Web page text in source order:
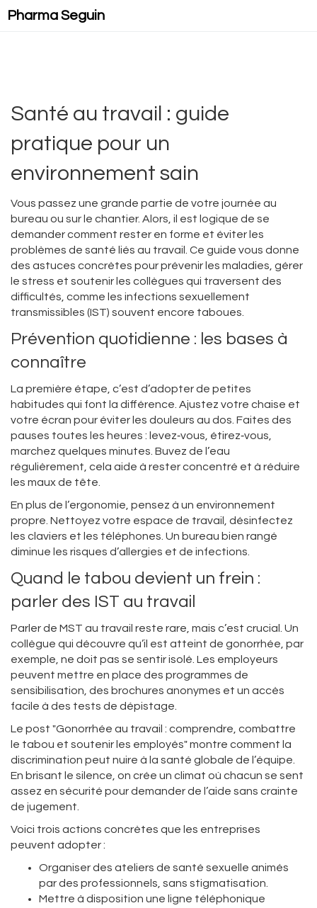
Pharma Seguin
Santé au travail : guide
pratique pour un
environnement sain
Vous passez une grande partie de votre journée au
bureau ou sur le chantier. Alors, il est logique de se
demander comment rester en forme et éviter les
problèmes de santé liés au travail. Ce guide vous donne
des astuces concrètes pour prévenir les maladies, gérer
le stress et soutenir les collègues qui traversent des
difficultés, comme les infections sexuellement
transmissibles (IST) souvent encore taboues.
Prévention quotidienne : les bases à
connaître
La première étape, c’est d’adopter de petites
habitudes qui font la différence. Ajustez votre chaise et
votre écran pour éviter les douleurs au dos. Faites des
pauses toutes les heures : levez‑vous, étirez‑vous,
marchez quelques minutes. Buvez de l’eau
régulièrement, cela aide à rester concentré et à réduire
les maux de tête.
En plus de l’ergonomie, pensez à un environnement
propre. Nettoyez votre espace de travail, désinfectez
les claviers et les téléphones. Un bureau bien rangé
diminue les risques d’allergies et de infections.
Quand le tabou devient un frein :
parler des IST au travail
Parler de MST au travail reste rare, mais c’est crucial. Un
collègue qui découvre qu’il est atteint de gonorrhée, par
exemple, ne doit pas se sentir isolé. Les employeurs
peuvent mettre en place des programmes de
sensibilisation, des brochures anonymes et un accès
facile à des tests de dépistage.
Le post "Gonorrhée au travail : comprendre, combattre
le tabou et soutenir les employés" montre comment la
discrimination peut nuire à la santé globale de l’équipe.
En brisant le silence, on crée un climat où chacun se sent
assez en sécurité pour demander de l’aide sans crainte
de jugement.
Voici trois actions concrètes que les entreprises
peuvent adopter :
Organiser des ateliers de santé sexuelle animés
par des professionnels, sans stigmatisation.
Mettre à disposition une ligne téléphonique